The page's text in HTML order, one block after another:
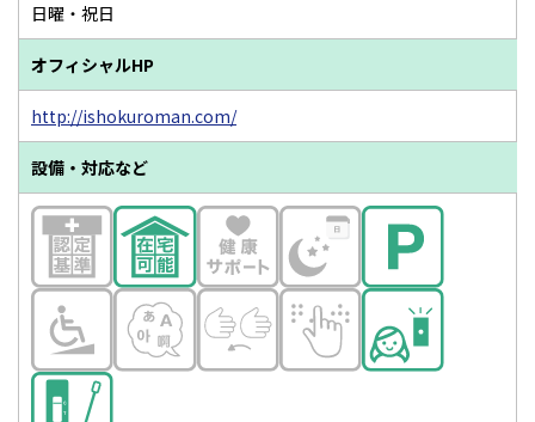
日曜・祝日
オフィシャルHP
http://ishokuroman.com/
設備・対応など